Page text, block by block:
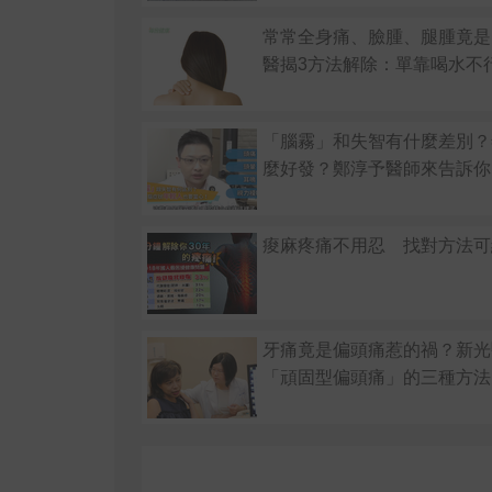
常常全身痛、臉腫、腿腫竟
醫揭3方法解除：單靠喝水不
「腦霧」和失智有什麼差別
麼好發？鄭淳予醫師來告訴你
痠麻疼痛不用忍 找對方法
牙痛竟是偏頭痛惹的禍？新
「頑固型偏頭痛」的三種方法